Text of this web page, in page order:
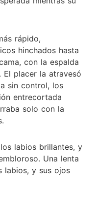
rápido,
hinchados hasta
con la espalda
placer la atravesó
sin control, los
entrecortada
solo con la
labios brillantes, y
Una lenta
labios, y sus ojos